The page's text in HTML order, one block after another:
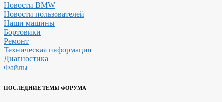
Новости BMW
Новости пользователей
Наши машины
Бортовики
Ремонт
Техническая информация
Диагностика
Файлы
ПОСЛЕДНИЕ ТЕМЫ ФОРУМА